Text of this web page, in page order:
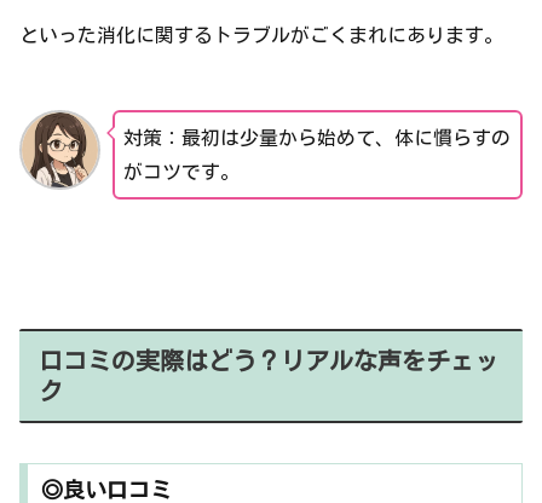
といった消化に関するトラブルがごくまれにあります。
対策：最初は少量から始めて、体に慣らすの
がコツです。
口コミの実際はどう？リアルな声をチェッ
ク
◎良い口コミ